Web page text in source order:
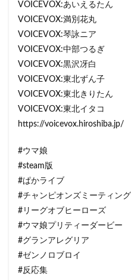
VOICEVOX:あいえるたん
VOICEVOX:満別花丸
VOICEVOX:琴詠ニア
VOICEVOX:中部つるぎ
VOICEVOX:黒沢冴白
VOICEVOX:東北ずん子
VOICEVOX:東北きりたん
VOICEVOX:東北イタコ
https://voicevox.hiroshiba.jp/
#ウマ娘
#steam版
#ぱかライブ
#チャンピオンズミーティング
#リーグオブヒーローズ
#ウマ娘プリティーダービー
#グランアレグリア
#ゼンノロブロイ
#反応集